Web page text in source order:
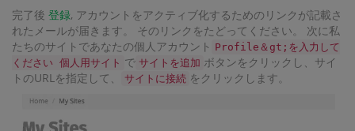
完了後 登録, アカウントをアクティブ化するためのリンクが記載さ
れたメールが届きます。 そのリンクをたどってください。 次に私
たちのサイトであなたの個人アカウント Profile＆gt;を入力して
ください 個人用サイト で サイトを追加 ボタンをクリックし、サイ
トのURLを指定して、
サイトに接続 をクリックします。